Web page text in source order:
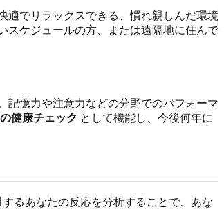
適でリラックスできる、慣れ親しんだ環境
スケジュールの方、または遠隔地に住んで
記憶力や注意力などの分野でのパフォーマ
健康チェック として機能し、今後何年に
るあなたの反応を分析することで、あな